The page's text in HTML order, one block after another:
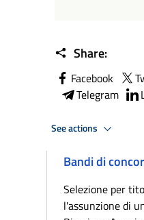
Share:
Facebook
Telegram
See actions
Bandi di
Selezione per
l'assunzione di